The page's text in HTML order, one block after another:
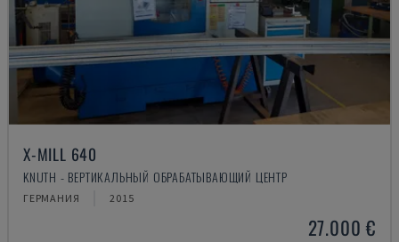
X-MILL 640
KNUTH - ВЕРТИКАЛЬНЫЙ ОБРАБАТЫВАЮЩИЙ ЦЕНТР
ГЕРМАНИЯ 2015
27.000 €